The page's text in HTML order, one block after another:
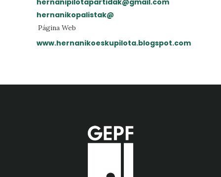
hernanipilotapartidak@gmail.com
hernanikopalistak@
Página Web
www.hernanikoeskupilota.blogspot.com